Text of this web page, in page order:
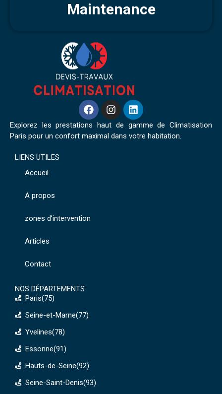
Maintenance
Explorez les prestations haut de gamme de Climatisation
Paris pour un confort maximal dans votre habitation.
LIENS UTILES
Accueil
A propos
zones d’intervention
Articles
Contact
NOS DÉPARTEMENTS
Paris(75)
Seine-et-Marne(77)
Yvelines(78)
Essonne(91)
Hauts-de-Seine(92)
Seine-Saint-Denis(93)